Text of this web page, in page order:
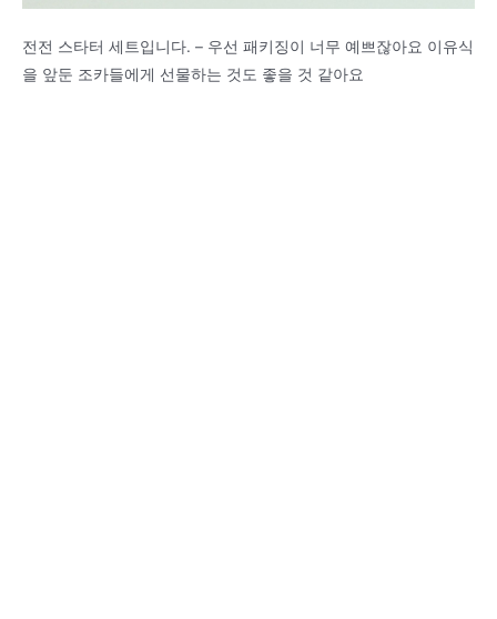
전전 스타터 세트입니다. – 우선 패키징이 너무 예쁘잖아요 이유식
을 앞둔 조카들에게 선물하는 것도 좋을 것 같아요